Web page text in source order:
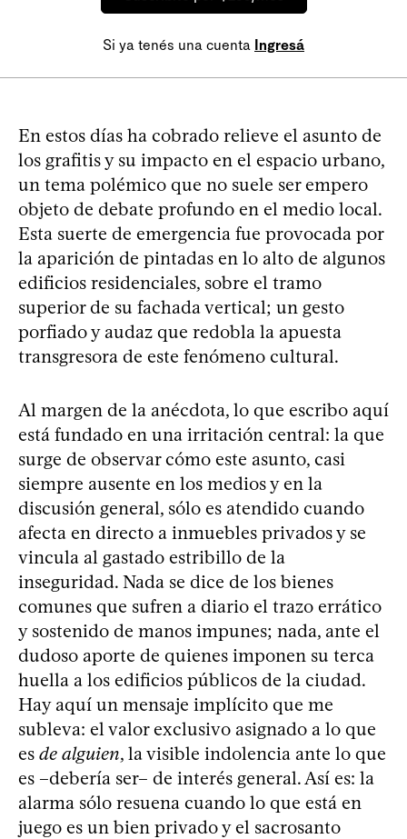
Si ya tenés una cuenta Ingresá
En estos días ha cobrado relieve el asunto de
los grafitis y su impacto en el espacio urbano,
un tema polémico que no suele ser empero
objeto de debate profundo en el medio local.
Esta suerte de emergencia fue provocada por
la aparición de pintadas en lo alto de algunos
edificios residenciales, sobre el tramo
superior de su fachada vertical; un gesto
porfiado y audaz que redobla la apuesta
transgresora de este fenómeno cultural.
Al margen de la anécdota, lo que escribo aquí
está fundado en una irritación central: la que
surge de observar cómo este asunto, casi
siempre ausente en los medios y en la
discusión general, sólo es atendido cuando
afecta en directo a inmuebles privados y se
vincula al gastado estribillo de la
inseguridad. Nada se dice de los bienes
comunes que sufren a diario el trazo errático
y sostenido de manos impunes; nada, ante el
dudoso aporte de quienes imponen su terca
huella a los edificios públicos de la ciudad.
Hay aquí un mensaje implícito que me
subleva: el valor exclusivo asignado a lo que
es de alguien, la visible indolencia ante lo que
es –debería ser– de interés general. Así es: la
alarma sólo resuena cuando lo que está en
juego es un bien privado y el sacrosanto